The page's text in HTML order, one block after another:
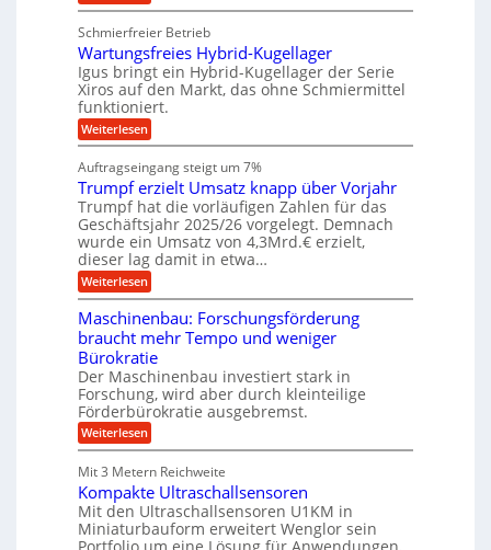
g
e
n
w
e
g
u
n
g
e
n
e
n
d
M
a
s
c
h
i
e
n
b
a
u
z
e
u
g
k
r
e
i
s
a
u
f
K
g
e
l
s
c
h
i
e
e
n
f
ü
h
r
u
n
g
e
n
B
S
C
L
w
e
i
t
e
e
n
t
w
Schmierfreier Betrieb
Wartungsfreies Hybrid-Kugellager
Igus bringt ein Hybrid-Kugellager der Serie
Xiros auf den Markt, das ohne Schmiermittel
funktioniert.
Weiterlesen:
W
r
t
u
n
g
s
f
r
e
e
s
H
y
b
r
i
d
-
u
g
e
l
l
Auftragseingang steigt um 7%
Trumpf erzielt Umsatz knapp über Vorjahr
Trumpf hat die vorläufigen Zahlen für das
Geschäftsjahr 2025/26 vorgelegt. Demnach
wurde ein Umsatz von 4,3Mrd.€ erzielt,
dieser lag damit in etwa…
Weiterlesen:
T
u
m
p
f
e
r
z
i
e
t
U
m
s
a
Maschinenbau: Forschungsförderung
braucht mehr Tempo und weniger
Bürokratie
Der Maschinenbau investiert stark in
Forschung, wird aber durch kleinteilige
Förderbürokratie ausgebremst.
Weiterlesen:
M
s
c
h
i
n
Mit 3 Metern Reichweite
Kompakte Ultraschallsensoren
Mit den Ultraschallsensoren U1KM in
Miniaturbauform erweitert Wenglor sein